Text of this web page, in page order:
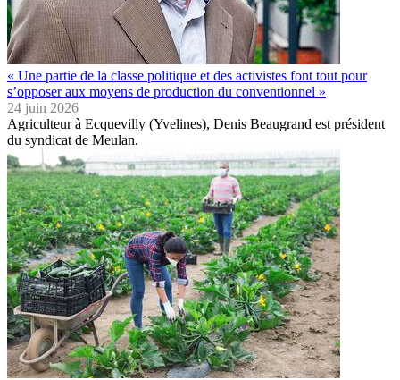
« Une partie de la classe politique et des activistes font tout pour
s’opposer aux moyens de production du conventionnel »
24 juin 2026
Agriculteur à Ecquevilly (Yvelines), Denis Beaugrand est président
du syndicat de Meulan.